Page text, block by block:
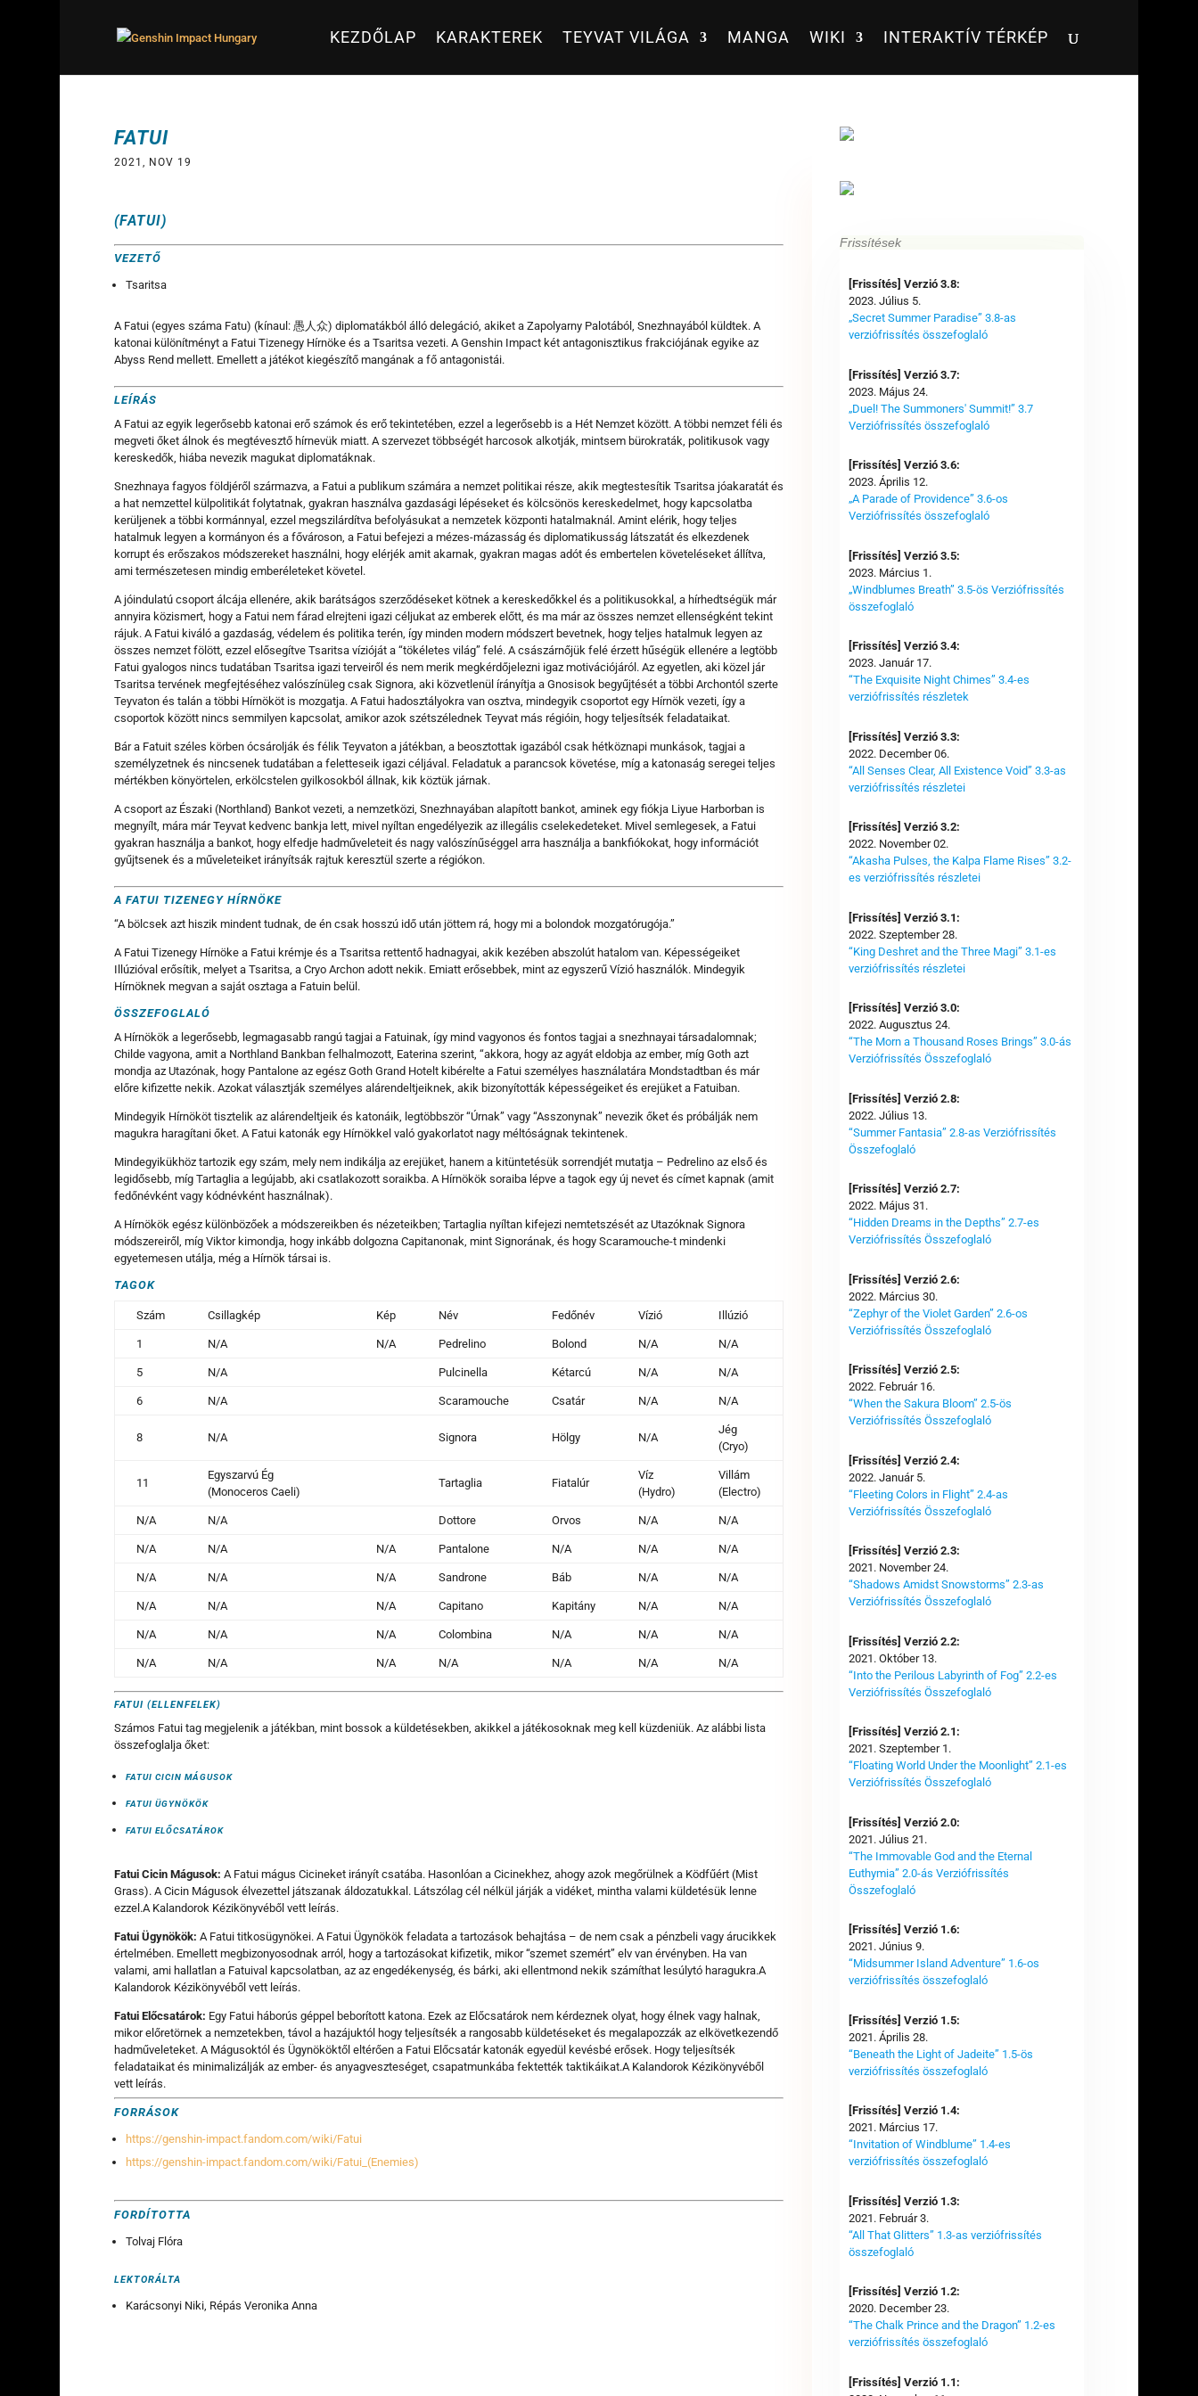
KEZDŐLAP KARAKTEREK TEYVAT VILÁGA MANGA WIKI INTERAKTÍV TÉRKÉP
FATUI
2021, NOV 19
(FATUI)
VEZETŐ
Tsaritsa
A Fatui (egyes száma Fatu) (kínaul: 愚人众) diplomatákból álló delegáció, akiket a Zapolyarny Palotából, Snezhnayából küldtek. A
katonai különítményt a Fatui Tizenegy Hírnöke és a Tsaritsa vezeti. A Genshin Impact két antagonisztikus frakciójának egyike az
Abyss Rend mellett. Emellett a játékot kiegészítő mangának a fő antagonistái.
LEÍRÁS
A Fatui az egyik legerősebb katonai erő számok és erő tekintetében, ezzel a legerősebb is a Hét Nemzet között. A többi nemzet féli és
megveti őket álnok és megtévesztő hírnevük miatt. A szervezet többségét harcosok alkotják, mintsem bürokraták, politikusok vagy
kereskedők, hiába nevezik magukat diplomatáknak.
Snezhnaya fagyos földjéről származva, a Fatui a publikum számára a nemzet politikai része, akik megtestesítik Tsaritsa jóakaratát és
a hat nemzettel külpolitikát folytatnak, gyakran használva gazdasági lépéseket és kölcsönös kereskedelmet, hogy kapcsolatba
kerüljenek a többi kormánnyal, ezzel megszilárdítva befolyásukat a nemzetek központi hatalmaknál. Amint elérik, hogy teljes
hatalmuk legyen a kormányon és a fővároson, a Fatui befejezi a mézes-mázasság és diplomatikusság látszatát és elkezdenek
korrupt és erőszakos módszereket használni, hogy elérjék amit akarnak, gyakran magas adót és embertelen követeléseket állítva,
ami természetesen mindig emberéleteket követel.
A jóindulatú csoport álcája ellenére, akik barátságos szerződéseket kötnek a kereskedőkkel és a politikusokkal, a hírhedtségük már
annyira közismert, hogy a Fatui nem fárad elrejteni igazi céljukat az emberek előtt, és ma már az összes nemzet ellenségként tekint
rájuk. A Fatui kiváló a gazdaság, védelem és politika terén, így minden modern módszert bevetnek, hogy teljes hatalmuk legyen az
összes nemzet fölött, ezzel elősegítve Tsaritsa vízióját a “tökéletes világ” felé. A császárnőjük felé érzett hűségük ellenére a legtöbb
Fatui gyalogos nincs tudatában Tsaritsa igazi terveiről és nem merik megkérdőjelezni igaz motivációjáról. Az egyetlen, aki közel jár
Tsaritsa tervének megfejtéséhez valószínüleg csak Signora, aki közvetlenül írányítja a Gnosisok begyűjtését a többi Archontól szerte
Teyvaton és talán a többi Hírnököt is mozgatja. A Fatui hadosztályokra van osztva, mindegyik csoportot egy Hírnök vezeti, így a
csoportok között nincs semmilyen kapcsolat, amikor azok szétszélednek Teyvat más régióin, hogy teljesítsék feladataikat.
Bár a Fatuit széles körben ócsárolják és félik Teyvaton a játékban, a beosztottak igazából csak hétköznapi munkások, tagjai a
személyzetnek és nincsenek tudatában a feletteseik igazi céljával. Feladatuk a parancsok követése, míg a katonaság seregei teljes
mértékben könyörtelen, erkölcstelen gyilkosokból állnak, kik köztük járnak.
A csoport az Északi (Northland) Bankot vezeti, a nemzetközi, Snezhnayában alapított bankot, aminek egy fiókja Liyue Harborban is
megnyílt, mára már Teyvat kedvenc bankja lett, mivel nyíltan engedélyezik az illegális cselekedeteket. Mivel semlegesek, a Fatui
gyakran használja a bankot, hogy elfedje hadműveleteit és nagy valószínűséggel arra használja a bankfiókokat, hogy információt
gyűjtsenek és a műveleteiket irányítsák rajtuk keresztül szerte a régiókon.
A FATUI TIZENEGY HÍRNÖKE
“A bölcsek azt hiszik mindent tudnak, de én csak hosszú idő után jöttem rá, hogy mi a bolondok mozgatórugója.”
A Fatui Tizenegy Hírnöke a Fatui krémje és a Tsaritsa rettentő hadnagyai, akik kezében abszolút hatalom van. Képességeiket
Illúzióval erősítik, melyet a Tsaritsa, a Cryo Archon adott nekik. Emiatt erősebbek, mint az egyszerű Vízió használók. Mindegyik
Hírnöknek megvan a saját osztaga a Fatuin belül.
ÖSSZEFOGLALÓ
A Hírnökök a legerősebb, legmagasabb rangú tagjai a Fatuinak, így mind vagyonos és fontos tagjai a snezhnayai társadalomnak;
Childe vagyona, amit a Northland Bankban felhalmozott, Eaterina szerint, “akkora, hogy az agyát eldobja az ember, míg Goth azt
mondja az Utazónak, hogy Pantalone az egész Goth Grand Hotelt kibérelte a Fatui személyes használatára Mondstadtban és már
előre kifizette nekik. Azokat választják személyes alárendeltjeiknek, akik bizonyították képességeiket és erejüket a Fatuiban.
Mindegyik Hírnököt tisztelik az alárendeltjeik és katonáik, legtöbbször “Úrnak” vagy “Asszonynak” nevezik őket és próbálják nem
magukra haragítani őket. A Fatui katonák egy Hírnökkel való gyakorlatot nagy méltóságnak tekintenek.
Mindegyikükhöz tartozik egy szám, mely nem indikálja az erejüket, hanem a kitüntetésük sorrendjét mutatja – Pedrelino az első és
legidősebb, míg Tartaglia a legújabb, aki csatlakozott soraikba. A Hírnökök soraiba lépve a tagok egy új nevet és címet kapnak (amit
fedőnévként vagy kódnévként használnak).
A Hírnökök egész különbözőek a módszereikben és nézeteikben; Tartaglia nyíltan kifejezi nemtetszését az Utazóknak Signora
módszereiről, míg Viktor kimondja, hogy inkább dolgozna Capitanonak, mint Signorának, és hogy Scaramouche-t mindenki
egyetemesen utálja, még a Hírnök társai is.
TAGOK
Szám Csillagkép Kép Név Fedőnév Vízió Illúzió
1 N/A N/A Pedrelino Bolond N/A N/A
5 N/A Pulcinella Kétarcú N/A N/A
6 N/A Scaramouche Csatár N/A N/A
8 N/A Signora Hölgy N/A
Jég
(Cryo)
11
Egyszarvú Ég
(Monoceros Caeli)
Tartaglia Fiatalúr
Víz
(Hydro)
Villám
(Electro)
N/A N/A Dottore Orvos N/A N/A
N/A N/A N/A Pantalone N/A N/A N/A
N/A N/A N/A Sandrone Báb N/A N/A
N/A N/A N/A Capitano Kapitány N/A N/A
N/A N/A N/A Colombina N/A N/A N/A
N/A N/A N/A N/A N/A N/A N/A
FATUI (ELLENFELEK)
Számos Fatui tag megjelenik a játékban, mint bossok a küldetésekben, akikkel a játékosoknak meg kell küzdeniük. Az alábbi lista
összefoglalja őket:
FATUI CICIN MÁGUSOK
FATUI ÜGYNÖKÖK
FATUI ELŐCSATÁROK
Fatui Cicin Mágusok: A Fatui mágus Cicineket irányít csatába. Hasonlóan a Cicinekhez, ahogy azok megőrülnek a Ködfűért (Mist
Grass). A Cicin Mágusok élvezettel játszanak áldozatukkal. Látszólag cél nélkül járják a vidéket, mintha valami küldetésük lenne
ezzel.A Kalandorok Kézikönyvéből vett leírás.
Fatui Ügynökök: A Fatui titkosügynökei. A Fatui Ügynökök feladata a tartozások behajtása – de nem csak a pénzbeli vagy árucikkek
értelmében. Emellett megbizonyosodnak arról, hogy a tartozásokat kifizetik, mikor “szemet szemért” elv van érvényben. Ha van
valami, ami hallatlan a Fatuival kapcsolatban, az az engedékenység, és bárki, aki ellentmond nekik számíthat lesúlytó haragukra.A
Kalandorok Kézikönyvéből vett leírás.
Fatui Előcsatárok: Egy Fatui háborús géppel beborított katona. Ezek az Előcsatárok nem kérdeznek olyat, hogy élnek vagy halnak,
mikor előretörnek a nemzetekben, távol a hazájuktól hogy teljesítsék a rangosabb küldetéseket és megalapozzák az elkövetkezendő
hadműveleteket. A Mágusoktól és Ügynököktől eltérően a Fatui Előcsatár katonák egyedül kevésbé erősek. Hogy teljesítsék
feladataikat és minimalizálják az ember- és anyagveszteséget, csapatmunkába fektették taktikáikat.A Kalandorok Kézikönyvéből
vett leírás.
FORRÁSOK
https://genshin-impact.fandom.com/wiki/Fatui
https://genshin-impact.fandom.com/wiki/Fatui_(Enemies)
FORDÍTOTTA
Tolvaj Flóra
LEKTORÁLTA
Karácsonyi Niki, Répás Veronika Anna
Frissítések
[Frissítés] Verzió 3.8:
2023. Július 5.
„Secret Summer Paradise” 3.8-as
verziófrissítés összefoglaló
[Frissítés] Verzió 3.7:
2023. Május 24.
„Duel! The Summoners' Summit!” 3.7
Verziófrissítés összefoglaló
[Frissítés] Verzió 3.6:
2023. Április 12.
„A Parade of Providence” 3.6-os
Verziófrissítés összefoglaló
[Frissítés] Verzió 3.5:
2023. Március 1.
„Windblumes Breath” 3.5-ös Verziófrissítés
összefoglaló
[Frissítés] Verzió 3.4:
2023. Január 17.
“The Exquisite Night Chimes” 3.4-es
verziófrissítés részletek
[Frissítés] Verzió 3.3:
2022. December 06.
“All Senses Clear, All Existence Void” 3.3-as
verziófrissítés részletei
[Frissítés] Verzió 3.2:
2022. November 02.
“Akasha Pulses, the Kalpa Flame Rises” 3.2-
es verziófrissítés részletei
[Frissítés] Verzió 3.1:
2022. Szeptember 28.
“King Deshret and the Three Magi” 3.1-es
verziófrissítés részletei
[Frissítés] Verzió 3.0:
2022. Augusztus 24.
“The Morn a Thousand Roses Brings” 3.0-ás
Verziófrissítés Összefoglaló
[Frissítés] Verzió 2.8:
2022. Július 13.
“Summer Fantasia” 2.8-as Verziófrissítés
Összefoglaló
[Frissítés] Verzió 2.7:
2022. Május 31.
“Hidden Dreams in the Depths” 2.7-es
Verziófrissítés Összefoglaló
[Frissítés] Verzió 2.6:
2022. Március 30.
“Zephyr of the Violet Garden” 2.6-os
Verziófrissítés Összefoglaló
[Frissítés] Verzió 2.5:
2022. Február 16.
“When the Sakura Bloom” 2.5-ös
Verziófrissítés Összefoglaló
[Frissítés] Verzió 2.4:
2022. Január 5.
“Fleeting Colors in Flight” 2.4-as
Verziófrissítés Összefoglaló
[Frissítés] Verzió 2.3:
2021. November 24.
“Shadows Amidst Snowstorms” 2.3-as
Verziófrissítés Összefoglaló
[Frissítés] Verzió 2.2:
2021. Október 13.
“Into the Perilous Labyrinth of Fog” 2.2-es
Verziófrissítés Összefoglaló
[Frissítés] Verzió 2.1:
2021. Szeptember 1.
“Floating World Under the Moonlight” 2.1-es
Verziófrissítés Összefoglaló
[Frissítés] Verzió 2.0:
2021. Július 21.
“The Immovable God and the Eternal
Euthymia” 2.0-ás Verziófrissítés
Összefoglaló
[Frissítés] Verzió 1.6:
2021. Június 9.
“Midsummer Island Adventure” 1.6-os
verziófrissítés összefoglaló
[Frissítés] Verzió 1.5:
2021. Április 28.
“Beneath the Light of Jadeite” 1.5-ös
verziófrissítés összefoglaló
[Frissítés] Verzió 1.4:
2021. Március 17.
“Invitation of Windblume” 1.4-es
verziófrissítés összefoglaló
[Frissítés] Verzió 1.3:
2021. Február 3.
“All That Glitters” 1.3-as verziófrissítés
összefoglaló
[Frissítés] Verzió 1.2:
2020. December 23.
“The Chalk Prince and the Dragon” 1.2-es
verziófrissítés összefoglaló
[Frissítés] Verzió 1.1: